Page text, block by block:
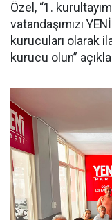
Özel, “1.
vatandaşımızı
kurucuları olarak
kurucu olun”